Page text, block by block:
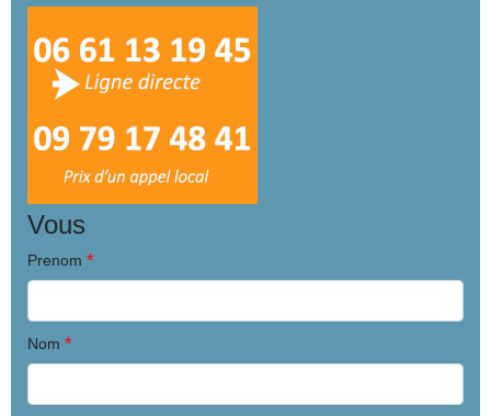
Vous
Prenom *
Nom *